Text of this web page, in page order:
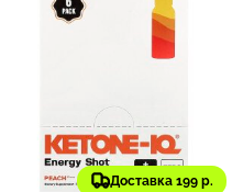
Доставка 199 р.